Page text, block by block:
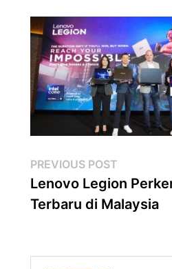
Post
navigation
PREVIOUS POST
post:
Lenovo Legion
Terbaru di Malaysia